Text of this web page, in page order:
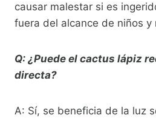
causar malestar si es
fuera del alcance de niños y
Q: ¿Puede el cactus lápiz
directa?
A: Sí, se beneficia de la luz